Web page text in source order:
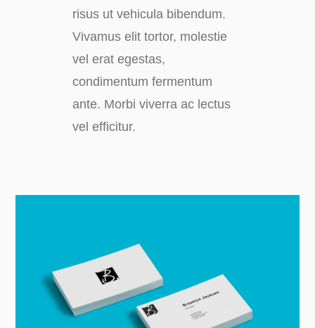
risus ut vehicula bibendum.
Vivamus elit tortor, molestie
vel erat egestas,
condimentum fermentum
ante. Morbi viverra ac lectus
vel efficitur.